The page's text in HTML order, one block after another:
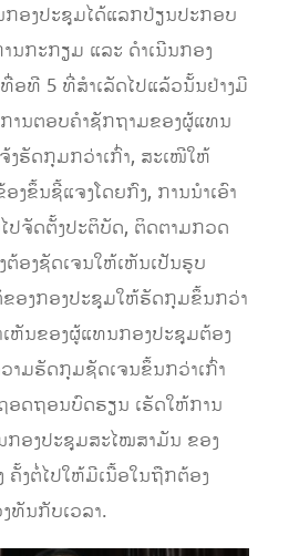
ອງປະຊຸມໄດ້ແລກປ່ຽນປະກອບ
ນກະກຽມ ແລະ ດຳເນີນກອງ
ອທີ 5 ທີ່ສຳເລັດໄປແລ້ວນັ້ນຢ່າງມີ
ານຕອບຄຳຊັກຖາມຂອງຜູ້ແທນ
ງຮັດກຸມກວ່າເກົ່າ, ສະເໜີໃຫ້
ຂຶ້ນຊີ້ແຈງໂດຍກົງ, ການນຳເອົາ
ປຈັດຕັ້ງປະຕິບັດ, ຕິດຕາມກວດ
ອງຊັດເຈນໃຫ້ເຫັນເປັນຮູບ
ຂອງກອງປະຊຸມໃຫ້ຮັດກຸມຂຶ້ນກວ່າ
ເຫັນຂອງຜູ້ແທນກອງປະຊຸມຕ້ອງ
າມຮັດກຸມຊັດເຈນຂຶ້ນກວ່າເກົ່າ
ອດຖອນບົດຮຽນ ເຮັດໃຫ້ການ
ກອງປະຊຸມສະໄໝສາມັນ ຂອງ
ຄັ້ງຕໍ່ໄປໃຫ້ມີເນື້ອໃນຖືກຕ້ອງ
ທັນກັບເວລາ.